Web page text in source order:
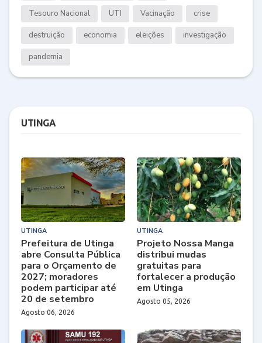
Tesouro Nacional UTI Vacinação crise
destruição economia eleições investigação
pandemia
UTINGA
UTINGA
Prefeitura de Utinga
abre Consulta Pública
para o Orçamento de
2027; moradores
podem participar até
20 de setembro
Agosto 06, 2026
UTINGA
Projeto Nossa Manga
distribui mudas
gratuitas para
fortalecer a produção
em Utinga
Agosto 05, 2026